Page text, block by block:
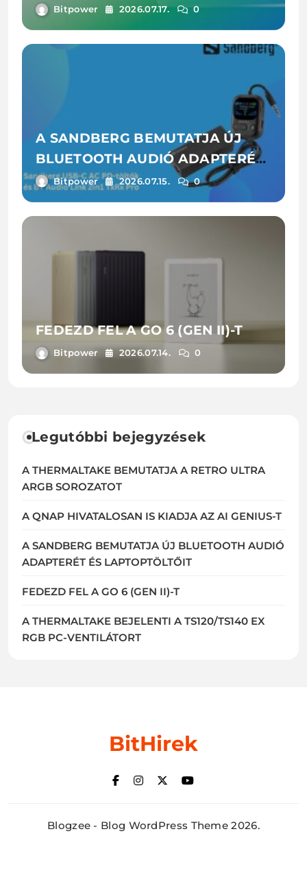
Bitpower 2026.07.17. 0
A SANDBERG BEMUTATJA ÚJ
BLUETOOTH AUDIÓ ADAPTERÉT
ÉS LAPTOPTÖLTŐIT
Bitpower 2026.07.15. 0
FEDEZD FEL A GO 6 (GEN II)-T
Bitpower 2026.07.14. 0
Legutóbbi bejegyzések
A THERMALTAKE BEMUTATJA A RETRO ULTRA
ARGB SOROZATOT
A QNAP HIVATALOSAN IS KIADJA AZ AI GENIUS-T
A SANDBERG BEMUTATJA ÚJ BLUETOOTH AUDIÓ
ADAPTERÉT ÉS LAPTOPTÖLTŐIT
FEDEZD FEL A GO 6 (GEN II)-T
A THERMALTAKE BEJELENTI A TS120/TS140 EX
RGB PC-VENTILÁTORT
BitHirek
Blogzee - Blog WordPress Theme 2026.